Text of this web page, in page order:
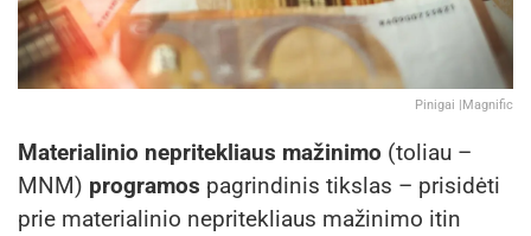
Pinigai |Magnific
Materialinio nepritekliaus mažinimo (toliau –
MNM) programos pagrindinis tikslas – prisidėti
prie materialinio nepritekliaus mažinimo itin